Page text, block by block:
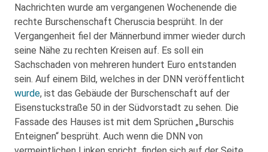
Nachrichten wurde am vergangenen Wochenende die
rechte Burschenschaft Cheruscia besprüht. In der
Vergangenheit fiel der Männerbund immer wieder durch
seine Nähe zu rechten Kreisen auf. Es soll ein
Sachschaden von mehreren hundert Euro entstanden
sein. Auf einem Bild, welches in der DNN veröffentlicht
wurde, ist das Gebäude der Burschenschaft auf der
Eisenstuckstraße 50 in der Südvorstadt zu sehen. Die
Fassade des Hauses ist mit dem Sprüchen „Burschis
Enteignen“ besprüht. Auch wenn die DNN von